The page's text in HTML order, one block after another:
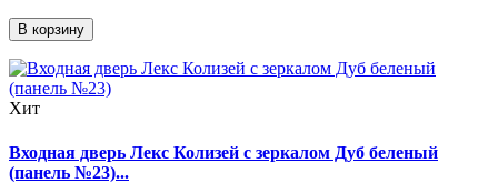
В корзину
Хит
Входная дверь Лекс Колизей с зеркалом Дуб беленый
(панель №23)...